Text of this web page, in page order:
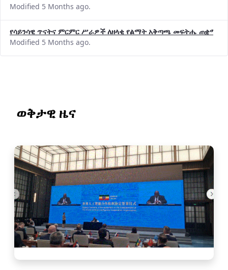
የሳይንሳዊ ጥናትና ምርምር ሥራዎች ለዘላቂ የልማት አቅጣጫ መፍትሔ ጠቋሚ
Modified 5 Months ago.